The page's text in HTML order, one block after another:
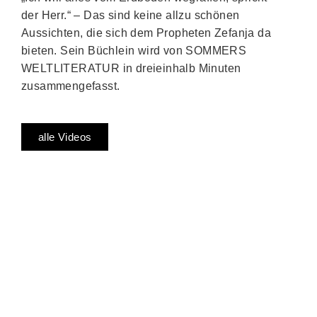
der Herr.“ – Das sind keine allzu schönen
Aussichten, die sich dem Propheten Zefanja da
bieten. Sein Büchlein wird von SOMMERS
WELTLITERATUR in dreieinhalb Minuten
zusammengefasst.
alle Videos